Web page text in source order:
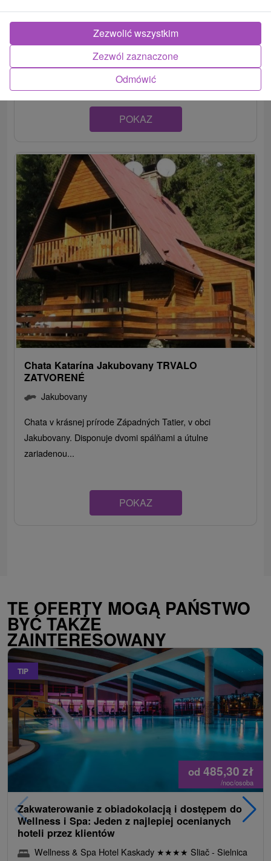
Jakubovany
Komfortné ubytovanie v nádhernej liptovskej obci
Jakubovany. Disponuje dvomi spálňami a spoločenskou
miestnosťou, kde možno...
POKAZ
Chata Katarína Jakubovany TRVALO
ZATVORENÉ
Jakubovany
Chata v krásnej prírode Západných Tatier, v obci
Jakubovany. Disponuje dvomi spálňami a útulne
zariadenou...
POKAZ
TE OFERTY MOGĄ PAŃSTWO
BYĆ TAKŻE
ZAINTERESOWANY
TIP
od 485,30 zł
/noc/osoba
Zakwaterowanie z obiadokolacją i dostępem do
Wellness i Spa: Jeden z najlepiej ocenianych
hoteli przez klientów
Wellness & Spa Hotel Kaskady ★★★★ Sliač - Sielnica
Odmówić
Zezwól zaznaczone
Zezwolić wszystkim